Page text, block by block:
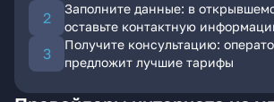
Заполните данные: в
оставьте контактную
Получите консультацию:
предложит лучшие тарифы